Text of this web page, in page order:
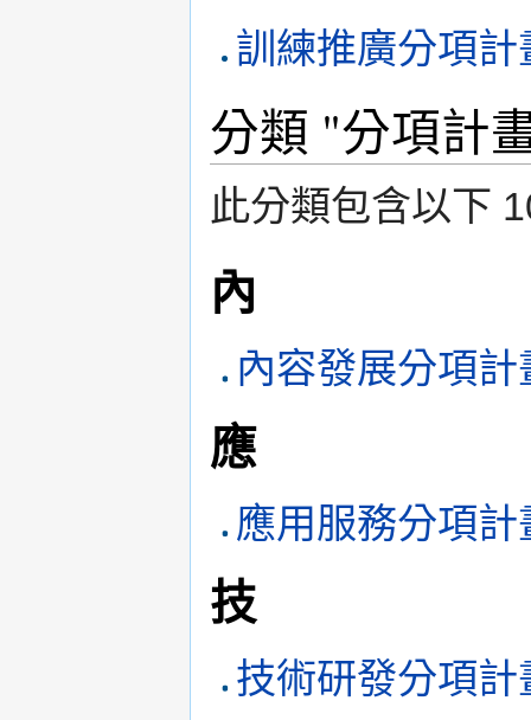
訓練推廣分項計
分類 "分項計
此分類包含以下
內
內容發展分項計
應
應用服務分項計
技
技術研發分項計